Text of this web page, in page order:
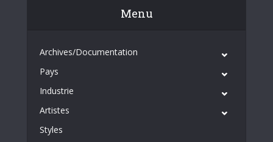
Menu
Archives/Documentation
Pays
Industrie
Artistes
Styles